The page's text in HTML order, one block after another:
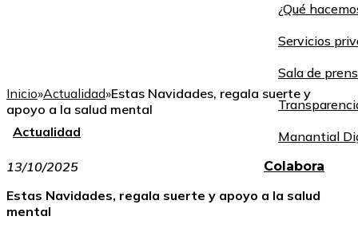
¿Qué
Servicios
Sala de
Manantial
Colabora
Inicio»Actualidad»Estas Navidades, regala suerte y
apoyo a la salud mental
Actualidad
13/10/2025
Estas Navidades, regala suerte y apoyo a la salud
mental